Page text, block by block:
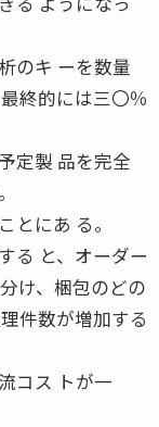
のキ ーを数量
終的には三〇％
定製 品を完全
とにあ る。
る と、オーダー
け、梱包のどの
件数が増加する
コス トが一